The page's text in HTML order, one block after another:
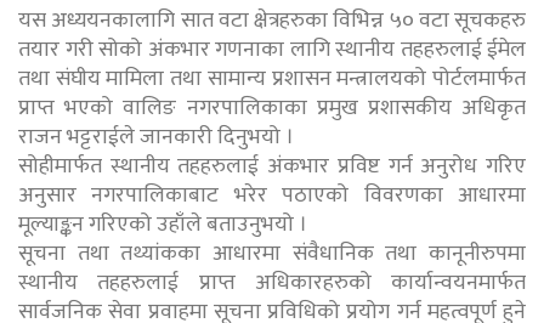
यस अध्ययनकालागि सात वटा क्षेत्रहरुका विभिन्न ५० वटा सूचकहरु
तयार गरी सोको अंकभार गणनाका लागि स्थानीय तहहरुलाई ईमेल
तथा संघीय मामिला तथा सामान्य प्रशासन मन्त्रालयको पोर्टलमार्फत
प्राप्त भएको वालिङ नगरपालिकाका प्रमुख प्रशासकीय अधिकृत
राजन भट्टराईले जानकारी दिनुभयो ।
सोहीमार्फत स्थानीय तहहरुलाई अंकभार प्रविष्ट गर्न अनुरोध गरिए
अनुसार नगरपालिकाबाट भरेर पठाएको विवरणका आधारमा
मूल्याङ्कन गरिएको उहाँले बताउनुभयो ।
सूचना तथा तथ्यांकका आधारमा संवैधानिक तथा कानूनीरुपमा
स्थानीय तहहरुलाई प्राप्त अधिकारहरुको कार्यान्वयनमार्फत
सार्वजनिक सेवा प्रवाहमा सूचना प्रविधिको प्रयोग गर्न महत्वपूर्ण हुने